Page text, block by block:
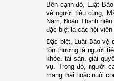
Bên cạnh đó, Luật
vệ người tiêu dùng,
Nam, Đoàn Thanh
đặc biệt là các hội viên
Đặc biệt, Luật Bảo vệ
tổn thương là người
khỏe, tài sản, giải
vụ. Trong đó, người
mang thai hoặc nuôi